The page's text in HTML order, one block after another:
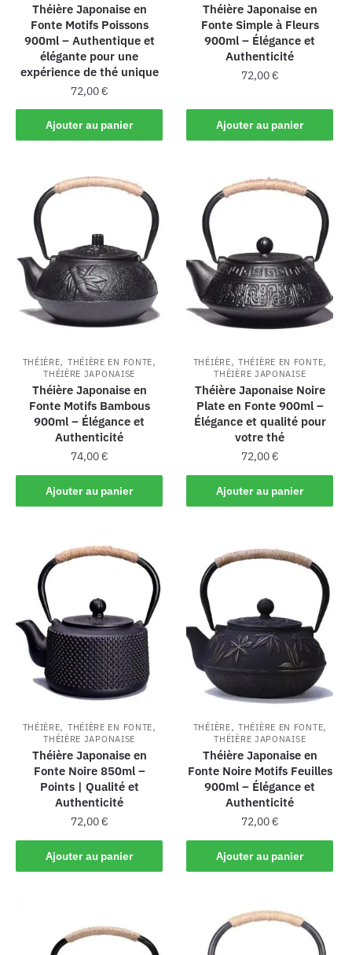
Théière Japonaise en
Fonte Motifs Poissons
900ml – Authentique et
élégante pour une
expérience de thé unique
72,00€
Ajouter au panier
Théière Japonaise en
Fonte Simple à Fleurs
900ml – Élégance et
Authenticité
72,00€
Ajouter au panier
THÉIÈRE, THÉIÈRE EN FONTE,
THÉIÈRE JAPONAISE
Théière Japonaise en
Fonte Motifs Bambous
900ml – Élégance et
Authenticité
74,00€
Ajouter au panier
THÉIÈRE,THÉIÈRE EN FONTE,
THÉIÈRE JAPONAISE
Théière Japonaise Noire
Plate en Fonte 900ml –
Élégance et qualité pour
votre thé
72,00€
Ajouter au panier
THÉIÈRE, THÉIÈRE EN FONTE,
THÉIÈRE JAPONAISE
Théière Japonaise en
Fonte Noire 850ml –
Points | Qualité et
Authenticité
72,00€
Ajouter au panier
THÉIÈRE,THÉIÈRE EN FONTE,
THÉIÈRE JAPONAISE
Théière Japonaise en
Fonte Noire Motifs Feuilles
900ml – Élégance et
Authenticité
72,00€
Ajouter au panier